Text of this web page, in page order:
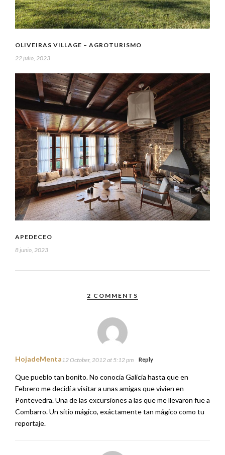
OLIVEIRAS VILLAGE – AGROTURISMO
22 julio, 2023
APEDECEO
8 junio, 2023
2 COMMENTS
HojadeMenta12 October, 2012 at 5:12 pm Reply
Que pueblo tan bonito. No conocía Galicia hasta que en
Febrero me decidí a visitar a unas amigas que vivien en
Pontevedra. Una de las excursiones a las que me llevaron fue a
Combarro. Un sitio mágico, exáctamente tan mágico como tu
reportaje.